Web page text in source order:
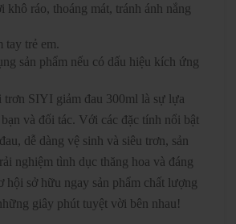
khô ráo, thoáng mát, tránh ánh nắng
tay trẻ em.
sản phẩm nếu có dấu hiệu kích ứng
trơn SIYI giảm đau 300ml là sự lựa
và đối tác. Với các đặc tính nổi bật
dễ dàng vệ sinh và siêu trơn, sản
nghiệm tình dục thăng hoa và đáng
sở hữu ngay sản phẩm chất lượng
giây phút tuyệt vời bên nhau!